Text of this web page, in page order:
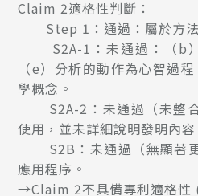
Claim 2適格性判斷：
Step 1：通過：屬於方法
S2A-1：未通過：（b）
（e）分析的動作為心智過
學概念。
S2A-2：未通過（未整合
使用，並未詳細說明發明內容
S2B：未通過（無顯著更
應用程序。
→Claim 2不具備專利適格